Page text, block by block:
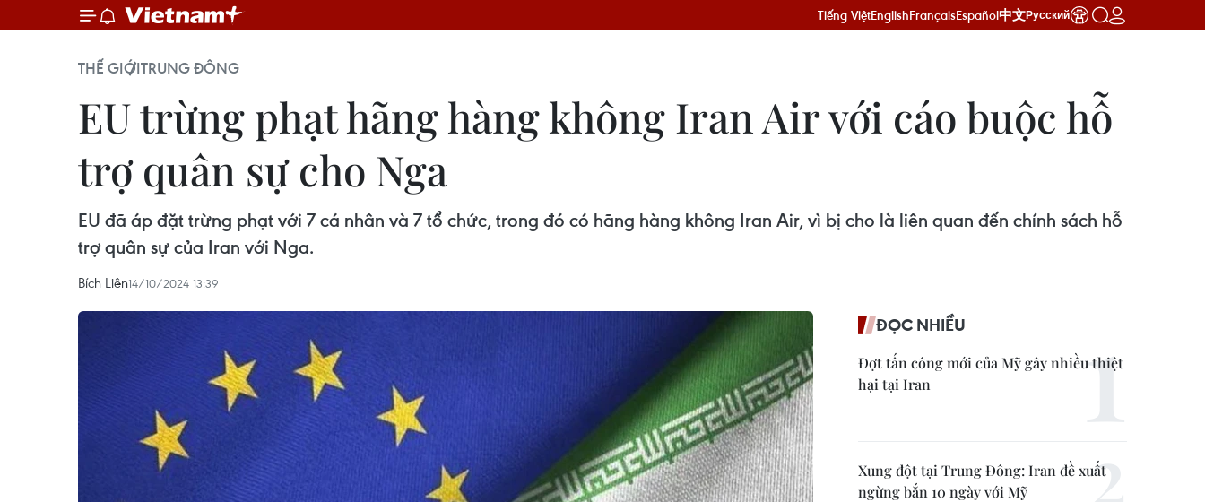
Tiếng ViệtEnglishFrançaisEspañol中文Русский
THẾ GIỚITRUNG ĐÔNG
EU trừng phạt hãng hàng không Iran Air với cáo buộc hỗ
trợ quân sự cho Nga
EU đã áp đặt trừng phạt với 7 cá nhân và 7 tổ chức, trong đó có hãng hàng không Iran Air, vì bị cho là liên quan đến chính sách hỗ
trợ quân sự của Iran với Nga.
Bích Liên14/10/2024 13:39
ĐỌC NHIỀU
Đợt tấn công mới của Mỹ gây nhiều thiệt
hại tại Iran
Xung đột tại Trung Đông: Iran đề xuất
ngừng bắn 10 ngày với Mỹ